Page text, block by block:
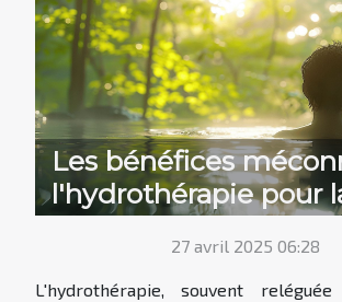
Les bénéfices
l'hydrothérapie pour
récupération
27 avril 2025 06:28
L'hydrothérapie, souvent